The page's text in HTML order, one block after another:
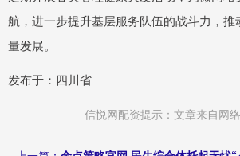
航，进一步提升基层服务队伍的战斗力，
量发展。
发布于：四川省
信悦网配资提示：文章来自网